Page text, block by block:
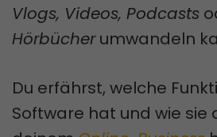
Vlogs, Videos, Podcasts
Hörbücherumwandeln
Du erfährst, welche
Software hat und wie sie